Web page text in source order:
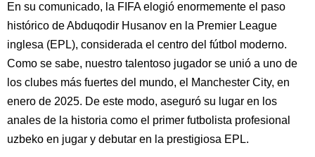
En su comunicado, la FIFA elogió enormemente el paso
histórico de Abduqodir Husanov en la Premier League
inglesa (EPL), considerada el centro del fútbol moderno.
Como se sabe, nuestro talentoso jugador se unió a uno de
los clubes más fuertes del mundo, el Manchester City, en
enero de 2025. De este modo, aseguró su lugar en los
anales de la historia como el primer futbolista profesional
uzbeko en jugar y debutar en la prestigiosa EPL.